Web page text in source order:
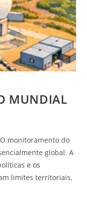
MUNDIAL
monitoramento do
global. A
e os
limites territoriais,